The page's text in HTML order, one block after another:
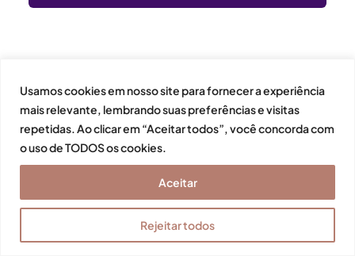
Usamos cookies em nosso site para fornecer a experiência
mais relevante, lembrando suas preferências e visitas
repetidas. Ao clicar em “Aceitar todos”, você concorda com
o uso de TODOS os cookies.
Rejeitar todos
Aceitar
Publicações recentes